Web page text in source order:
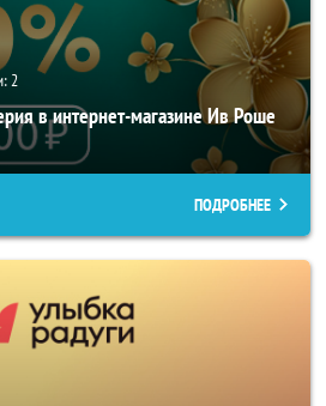
2
в интернет-магазине Ив Роше
ПОДРОБНЕЕ